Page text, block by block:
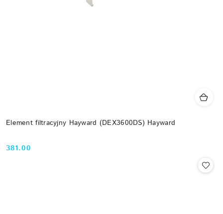
Element filtracyjny Hayward (DEX3600DS) Hayward
Cena:
381.00